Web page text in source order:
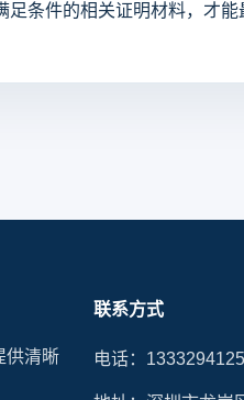
条件的相关证明材料，才能
供清晰
联系方式
电话：